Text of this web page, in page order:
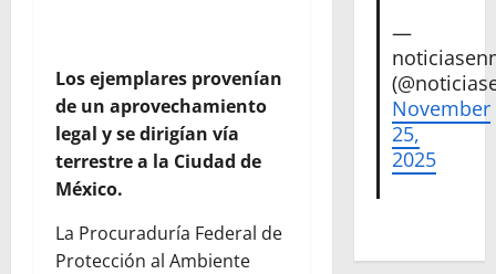
Los ejemplares provenían
de un aprovechamiento
legal y se dirigían vía
terrestre a la Ciudad de
México.
La Procuraduría Federal de
Protección al Ambiente
—
November
25,
2025